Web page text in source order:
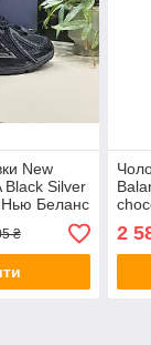
New
Black Silver
Беланс
₴ 2